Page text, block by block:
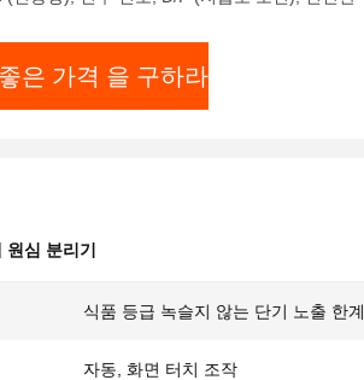
은 가격 을 구하라
심 분리기
식품 등급 녹슬지 않는 단기 노출 한계
자동, 화면 터치 조작